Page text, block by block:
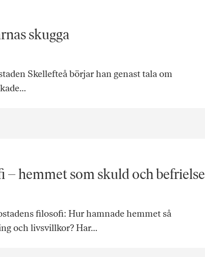
skugga
Skellefteå börjar han genast tala om
– hemmet som skuld och befrielse
filosofi: Hur hamnade hemmet så
och livsvillkor? Har…